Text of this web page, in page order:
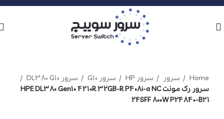
Home سرور سرور HP سرور G10
سرور DL380 G10
سرور رک مونت HPE DL380 Gen10 4210R 32GB-R P408i-a NC
24SFF 800W P24840-B21